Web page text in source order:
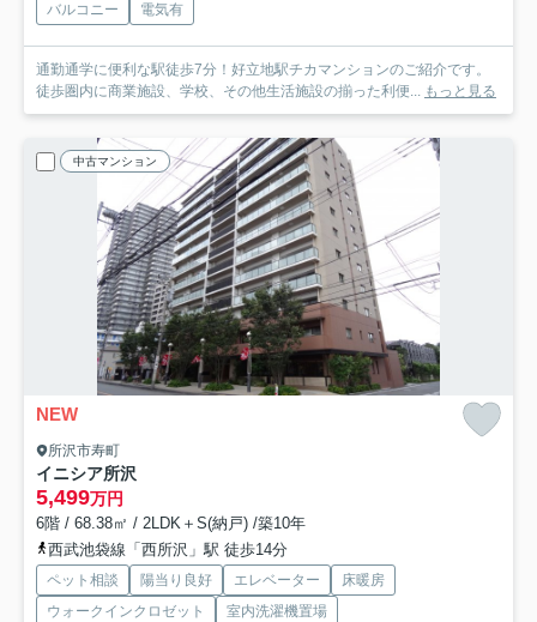
バルコニー
電気有
通勤通学に便利な駅徒歩7分！好立地駅チカマンションのご紹介です。
徒歩圏内に商業施設、学校、その他生活施設の揃った利便... もっと見る
中古マンション
NEW
所沢市寿町
イニシア所沢
5,499万円
6階 / 68.38㎡ / 2LDK＋S(納戸) /築10年
西武池袋線「西所沢」駅 徒歩14分
ペット相談 陽当り良好 エレベーター
床暖房
ウォークインクロゼット
室内洗濯機置場